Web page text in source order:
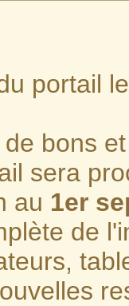
portail
bons
sera
au 1er
de